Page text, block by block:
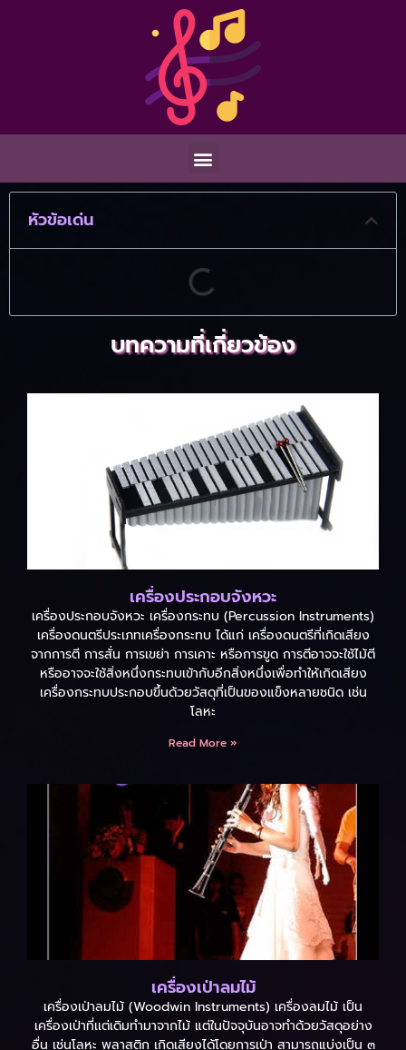
หัวข้อเด่น
บทความที่เกี่ยวข้อง
เครื่องประกอบจังหวะ
เครื่องประกอบจังหวะ เครื่องกระทบ (Percussion Instruments)
เครื่องดนตรีประเภทเครื่องกระทบ ได้แก่ เครื่องดนตรีที่เกิดเสียง
จากการตี การสั่น การเขย่า การเคาะ หรือการขูด การตีอาจจะใช้ไม้ตี
หรืออาจจะใช้สิ่งหนึ่งกระทบเข้ากับอีกสิ่งหนึ่งเพื่อทำให้เกิดเสียง
เครื่องกระทบประกอบขึ้นด้วยวัสดุที่เป็นของแข็งหลายชนิด เช่น
โลหะ
Read More »
เครื่องเป่าลมไม้
เครื่องเป่าลมไม้ (Woodwin Instruments) เครื่องลมไม้ เป็น
เครื่องเป่าที่เเต่เดิมทำมาจากไม้ แต่ในปัจจุบันอาจทำด้วยวัสดุอย่าง
อื่น เช่นโลหะ พลาสติก เกิดเสียงได้โดยการเป่า สามารถแบ่งเป็น ๓